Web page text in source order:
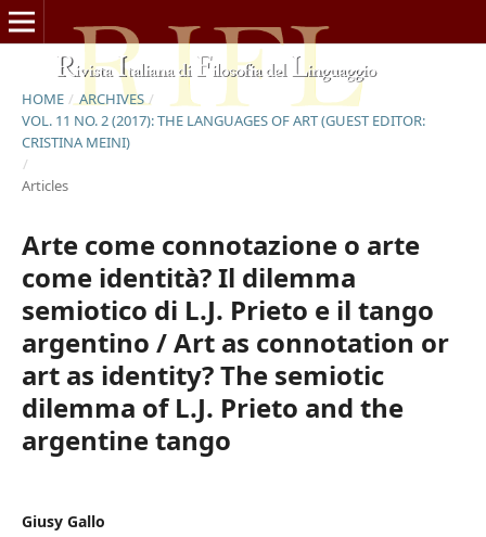
HOME / ARCHIVES /
VOL. 11 NO. 2 (2017): THE LANGUAGES OF ART (GUEST EDITOR:
CRISTINA MEINI)
/
Articles
Arte come connotazione o arte
come identità? Il dilemma
semiotico di L.J. Prieto e il tango
argentino / Art as connotation or
art as identity? The semiotic
dilemma of L.J. Prieto and the
argentine tango
Giusy Gallo